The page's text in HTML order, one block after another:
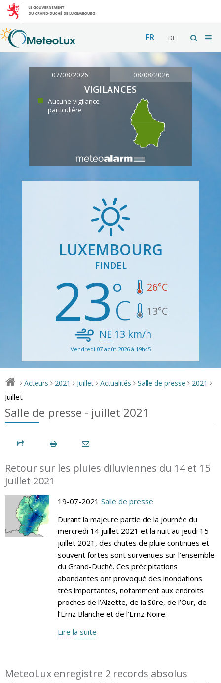
FR DE
07/08/2026 08/08/2026
VIGILANCES
Aucune vigilance
particulière
LUXEMBOURG
FINDEL
23 26°C
13°C
NE 13 km/h
Vendredi 07 août 2026 à 19h45
> Acteurs > 2021 > Juillet > Actualités > Salle de presse > 2021 >
Juillet
Salle de presse - juillet 2021
Retour sur les pluies diluviennes du 14 et 15
juillet 2021
19-07-2021 Salle de presse
Durant la majeure partie de la journée du
mercredi 14 juillet 2021 et la nuit au jeudi 15
juillet 2021, des chutes de pluie continues et
souvent fortes sont survenues sur l’ensemble
du Grand-Duché. Ces précipitations
abondantes ont provoqué des inondations
très importantes, notamment aux endroits
proches de l’Alzette, de la Sûre, de l’Our, de
l’Ernz Blanche et de l’Ernz Noire.
Lire la suite
MeteoLux enregistre 2 records absolus